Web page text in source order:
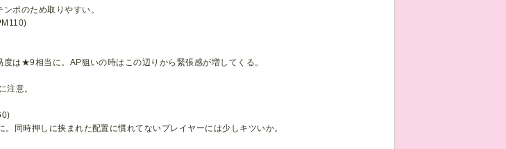
ポのため取りやすい。
は★9相当に。AP狙いの時はこの辺りから緊張感が増してくる。
注意。
同時押しに挟まれた配置に慣れてないプレイヤーには少しキツいか。